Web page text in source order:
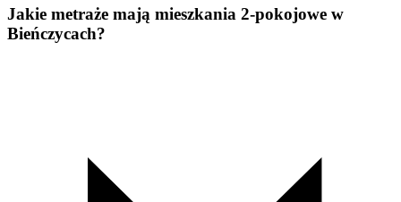
Jakie metraże mają mieszkania 2-pokojowe w
Bieńczycach?